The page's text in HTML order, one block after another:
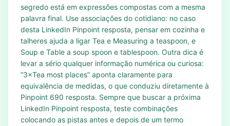
segredo está em expressões compostas com a mesma
palavra final. Use associações do cotidiano: no caso
desta LinkedIn Pinpoint resposta, pensar em cozinha e
talheres ajuda a ligar Tea e Measuring a teaspoon, e
Soup e Table a soup spoon e tablespoon. Outra dica é
levar a sério qualquer informação numérica ou curiosa:
“3×Tea most places” aponta claramente para
equivalência de medidas, o que conduziu diretamente à
Pinpoint 690 resposta. Sempre que buscar a próxima
LinkedIn Pinpoint resposta, teste combinações
colocando as pistas antes e depois de um termo